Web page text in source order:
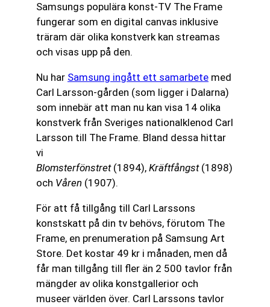
Samsungs populära konst-TV The Frame
fungerar som en digital canvas inklusive
träram där olika konstverk kan streamas
och visas upp på den.
Nu har Samsung ingått ett samarbete med
Carl Larsson-gården (som ligger i Dalarna)
som innebär att man nu kan visa 14 olika
konstverk från Sveriges nationalklenod Carl
Larsson till The Frame. Bland dessa hittar
vi
Blomsterfönstret (1894), Kräftfångst (1898)
och Våren (1907).
För att få tillgång till Carl Larssons
konstskatt på din tv behövs, förutom The
Frame, en prenumeration på Samsung Art
Store. Det kostar 49 kr i månaden, men då
får man tillgång till fler än 2 500 tavlor från
mängder av olika konstgallerior och
museer världen över. Carl Larssons tavlor